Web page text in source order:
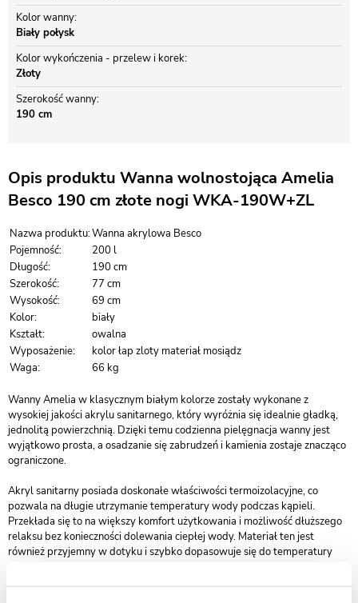
Kolor wanny
Biały połysk
Kolor wykończenia - przelew i korek
Złoty
Szerokość wanny
190 cm
Opis produktu Wanna wolnostojąca Amelia
Besco 190 cm złote nogi WKA-190W+ZL
Nazwa produktu:Wanna akrylowa Besco
Pojemność:
200 l
Długość:
190 cm
Szerokość:
77 cm
Wysokość:
69 cm
Kolor:
biały
Kształt:
owalna
Wyposażenie:
kolor łap zloty materiał mosiądz
Waga:
66 kg
Wanny Amelia w klasycznym białym kolorze zostały wykonane z
wysokiej jakości akrylu sanitarnego, który wyróżnia się idealnie gładką,
jednolitą powierzchnią. Dzięki temu codzienna pielęgnacja wanny jest
wyjątkowo prosta, a osadzanie się zabrudzeń i kamienia zostaje znacząco
ograniczone.
Akryl sanitarny posiada doskonałe właściwości termoizolacyjne, co
pozwala na długie utrzymanie temperatury wody podczas kąpieli.
Przekłada się to na większy komfort użytkowania i możliwość dłuższego
relaksu bez konieczności dolewania ciepłej wody. Materiał ten jest
również przyjemny w dotyku i szybko dopasowuje się do temperatury